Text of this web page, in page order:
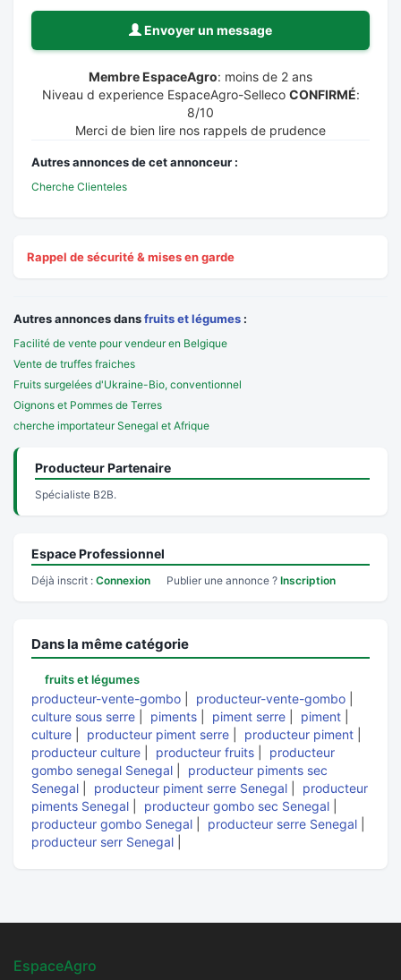
Envoyer un message
Membre EspaceAgro: moins de 2 ans
Niveau d experience EspaceAgro-Selleco CONFIRMÉ:
8/10
Merci de bien lire nos rappels de prudence
Autres annonces de cet annonceur :
Cherche Clienteles
Rappel de sécurité & mises en garde
Autres annonces dansfruits et légumes :
Facilité de vente pour vendeur en Belgique
Vente de truffes fraiches
Fruits surgelées d'Ukraine-Bio, conventionnel
Oignons et Pommes de Terres
cherche importateur Senegal et Afrique
Producteur Partenaire
Spécialiste B2B.
Espace Professionnel
Déjà inscrit : Connexion Publier une annonce ? Inscription
Dans la même catégorie
fruits et légumes
producteur-vente-gombo producteur-vente-gombo
culture sous serre
piments piment serre piment
culture
producteur piment serre producteur piment
producteur culture
producteur fruits
producteur
gombo senegal Senegal
producteur piments sec
Senegal
producteur piment serre Senegal
producteur
piments Senegal
producteur gombo sec Senegal
producteur gombo Senegal
producteur serre Senegal
producteur serr Senegal
EspaceAgro